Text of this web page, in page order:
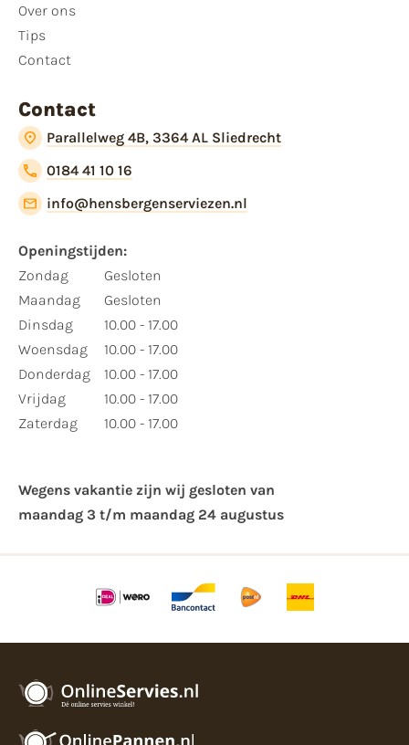
Over ons
Tips
Contact
Contact
Parallelweg 4B, 3364 AL Sliedrecht
0184 41 10 16
info@hensbergenserviezen.nl
Openingstijden:
Zondag
Maandag
Dinsdag
Woensdag
Donderdag
Vrijdag
Zaterdag
Gesloten
Gesloten
10.00 - 17.00
10.00 - 17.00
10.00 - 17.00
10.00 - 17.00
10.00 - 17.00
Wegens vakantie zijn wij gesloten van ​
maandag 3 t/m maandag 24 augustus